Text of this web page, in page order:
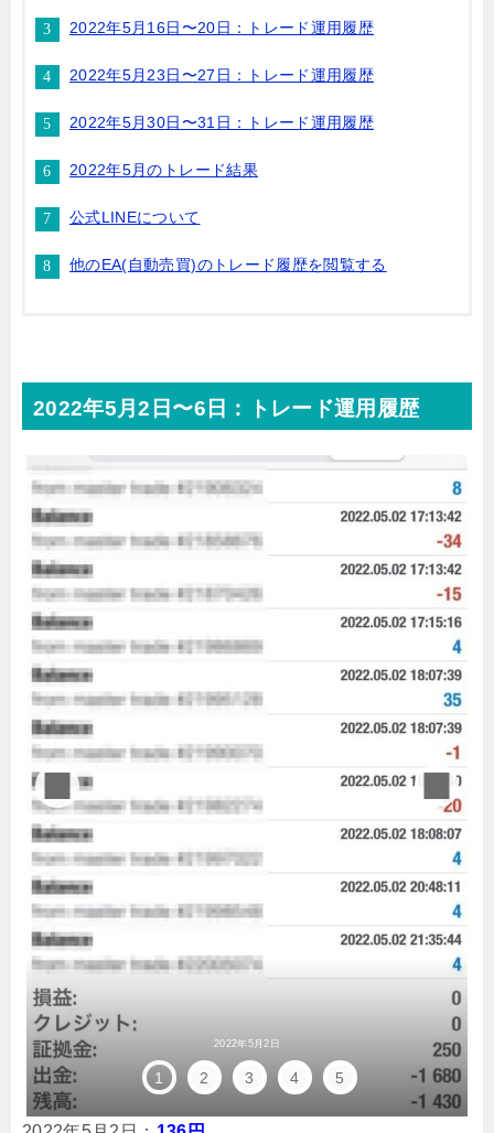
2022年5月16日〜20日：トレード運用履歴
2022年5月23日〜27日：トレード運用履歴
2022年5月30日〜31日：トレード運用履歴
2022年5月のトレード結果
公式LINEについて
他のEA(自動売買)のトレード履歴を閲覧する
2022年5月2日〜6日：トレード運用履歴
2022年5月2日
1 2 3 4 5